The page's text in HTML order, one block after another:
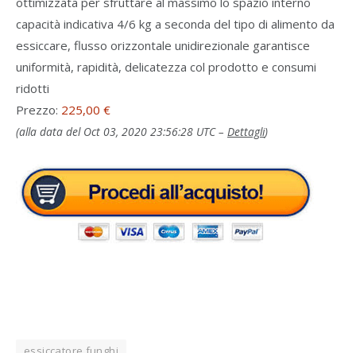
capacità indicativa 4/6 kg a seconda del tipo di alimento da
essiccare, flusso orizzontale unidirezionale garantisce
uniformità, rapidità, delicatezza col prodotto e consumi
ridotti
Prezzo: 225,00 €
(alla data del Oct 03, 2020 23:56:28 UTC – Dettagli)